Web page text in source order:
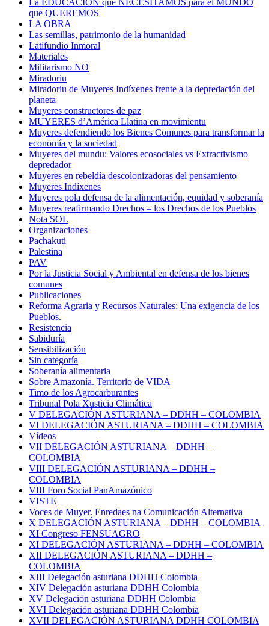
que QUEREMOS
LA OBRA
Las semillas, patrimonio de la humanidad
Latifundio Inmoral
Materiales
Militarismo NO
Miradoriu
Miradoriu de Muyeres Indíxenes frente a la depredación del
planeta
Muyeres constructores de paz
MUYERES d’América Llatina en movimientu
Muyeres defendiendo los Bienes Comunes para transformar la
economía y la sociedad
Muyeres del mundu: Valores ecosociales vs Extractivismo
depredador
Muyeres en rebeldía descolonizadoras del pensamiento
Muyeres Indíxenes
Muyeres pola defensa de la alimentación, equidad y soberanía
Muyeres reafirmando Drechos – los Drechos de los Pueblos
Nota SOL
Organizaciones
Pachakuti
Palestina
PAV
Por la Justicia Social y Ambiental en defensa de los bienes
comunes
Publicaciones
Reforma Agraria y Recursos Naturales: Una exigencia de los
Pueblos.
Resistencia
Sabiduría
Sensibilización
Sin categoría
Soberanía alimentaria
Sobre Amazonía. Territorio de VIDA
Timo de los Agrocarburantes
Tribunal Pola Xusticia Climática
V DELEGACIÓN ASTURIANA – DDHH – COLOMBIA
VI DELEGACIÓN ASTURIANA – DDHH – COLOMBIA
Vídeos
VII DELEGACIÓN ASTURIANA – DDHH –
COLOMBIA
VIII DELEGACIÓN ASTURIANA – DDHH –
COLOMBIA
VIII Foro Social PanAmazónico
VISTE
Voces de Muyer. Enredaes na Comunicación Alternativa
X DELEGACIÓN ASTURIANA – DDHH – COLOMBIA
XI Congreso FENSUAGRO
XI DELEGACIÓN ASTURIANA – DDHH – COLOMBIA
XII DELEGACIÓN ASTURIANA – DDHH –
COLOMBIA
XIII Delegación asturiana DDHH Colombia
XIV Delegación asturiana DDHH Colombia
XV Delegación asturiana DDHH Colombia
XVI Delegación asturiana DDHH Colombia
XVII DELEGACIÓN ASTURIANA DDHH COLOMBIA